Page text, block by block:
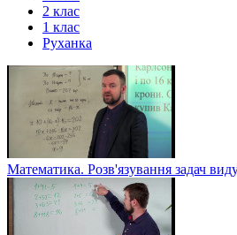
2 клас
1 клас
Руханка
Математика. Розв'язування задач виду